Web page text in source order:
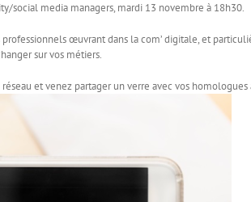
social media managers, mardi 13 novembre à 18h30.
œuvrant dans la com’ digitale, et
sur vos métiers.
et venez partager un verre avec vos